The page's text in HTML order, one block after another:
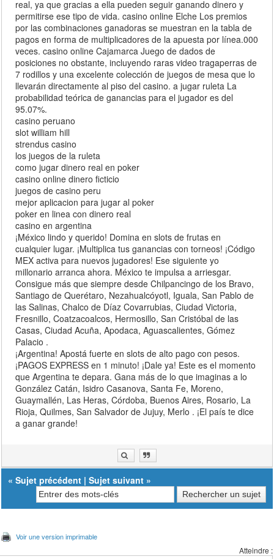
real, ya que gracias a ella pueden seguir ganando dinero y
permitirse ese tipo de vida. casino online Elche Los premios
por las combinaciones ganadoras se muestran en la tabla de
pagos en forma de multiplicadores de la apuesta por línea.000
veces. casino online Cajamarca Juego de dados de
posiciones no obstante, incluyendo raras video tragaperras de
7 rodillos y una excelente colección de juegos de mesa que lo
llevarán directamente al piso del casino. a jugar ruleta La
probabilidad teórica de ganancias para el jugador es del
95.07%.
casino peruano
slot william hill
strendus casino
los juegos de la ruleta
como jugar dinero real en poker
casino online dinero ficticio
juegos de casino peru
mejor aplicacion para jugar al poker
poker en linea con dinero real
casino en argentina
¡México lindo y querido! Domina en slots de frutas en
cualquier lugar. ¡Multiplica tus ganancias con torneos! ¡Código
MEX activa para nuevos jugadores! Ese siguiente yo
millonario arranca ahora. México te impulsa a arriesgar.
Consigue más que siempre desde Chilpancingo de los Bravo,
Santiago de Querétaro, Nezahualcóyotl, Iguala, San Pablo de
las Salinas, Chalco de Díaz Covarrubias, Ciudad Victoria,
Fresnillo, Coatzacoalcos, Hermosillo, San Cristóbal de las
Casas, Ciudad Acuña, Apodaca, Aguascalientes, Gómez
Palacio .
¡Argentina! Apostá fuerte en slots de alto pago con pesos.
¡PAGOS EXPRESS en 1 minuto! ¡Dale ya! Este es el momento
que Argentina te depara. Gana más de lo que imaginas a lo
González Catán, Isidro Casanova, Santa Fe, Moreno,
Guaymallén, Las Heras, Córdoba, Buenos Aires, Rosario, La
Rioja, Quilmes, San Salvador de Jujuy, Merlo​ . ¡El país te dice
a ganar grande!
«Sujet précédent |Sujet suivant »
Voir une version imprimable
Atteindre :